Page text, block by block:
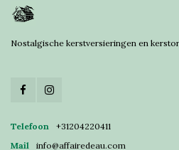
Nostalgische kerstversieringen en
Telefoon
+31204220411
Mail
info@affairedeau.com